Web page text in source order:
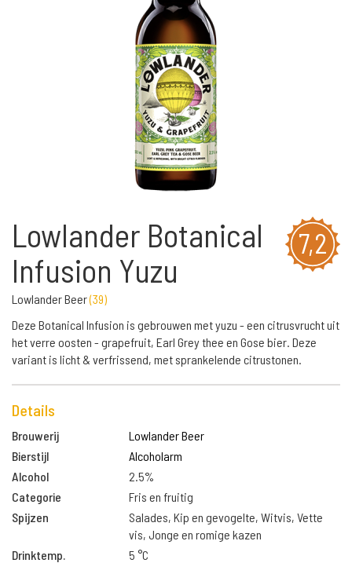
7,2
Lowlander Botanical
Infusion Yuzu
Lowlander Beer(39)
Deze Botanical Infusion is gebrouwen met yuzu - een citrusvrucht uit
het verre oosten - grapefruit, Earl Grey thee en Gose bier. Deze
variant is licht & verfrissend, met sprankelende citrustonen.
Details
Brouwerij
Lowlander Beer
Bierstijl
Alcoholarm
Alcohol
2.5%
Categorie
Fris en fruitig
Spijzen
Salades, Kip en gevogelte, Witvis, Vette
vis, Jonge en romige kazen
Drinktemp.
5 °C